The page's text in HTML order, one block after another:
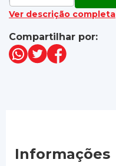
Ver descrição completa
Compartilhar por:
Informações